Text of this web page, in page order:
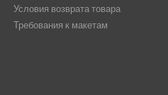
Условия возврата товара
Требования к макетам